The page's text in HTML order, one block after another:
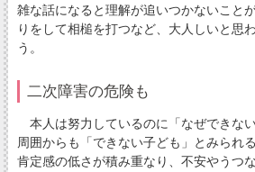
雑な話になると理解が追いつかないこと
りをして相槌を打つなど、大人しいと思
う。
二次障害の危険も
本人は努力しているのに「なぜできな
周囲からも「できない子ども」とみられ
肯定感の低さが積み重なり、不安やうつ